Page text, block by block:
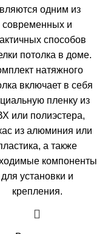
составляла
4050,00 ₽.
одним из
современных и
способов
потолка в доме.
натяжного
включает в себя
пленку из
или полиэстера,
из алюминия или
а также
компоненты
для установки и
крепления.